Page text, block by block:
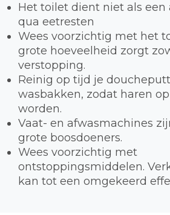
Het toilet dient niet als een
qua eetresten
Wees voorzichtig met het
grote hoeveelheid zorgt
verstopping.
Reinig op tijd je
wasbakken, zodat haren
worden.
Vaat- en afwasmachines
grote boosdoeners.
Wees voorzichtig met
ontstoppingsmiddelen.
kan tot een omgekeerd